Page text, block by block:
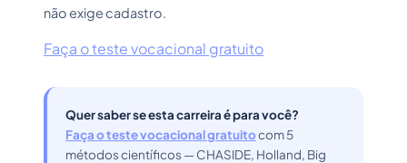
não exige cadastro.
Faça o teste vocacional gratuito
Quer saber se esta carreira é para você?
Faça o teste vocacional gratuitocom 5
métodos científicos — CHASIDE, Holland, Big